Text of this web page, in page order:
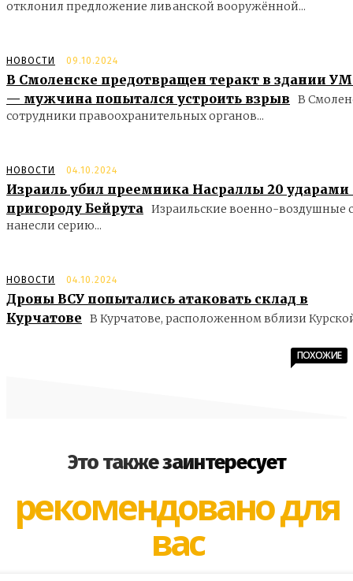
отклонил предложение ливанской вооружённой...
НОВОСТИ 09.10.2024
В Смоленске предотвращен теракт в здании
— мужчина попытался устроить взрыв
В
сотрудники правоохранительных органов...
НОВОСТИ 04.10.2024
Израиль убил преемника Насраллы 20 ударами
пригороду Бейрута Израильские военно-воздушные
нанесли серию...
НОВОСТИ 04.10.2024
Дроны ВСУ попытались атаковать склад в
Курчатове
В Курчатове, расположенном вблизи
Это также заинтересует
ПОХОЖИЕ
рекомендовано для
вас